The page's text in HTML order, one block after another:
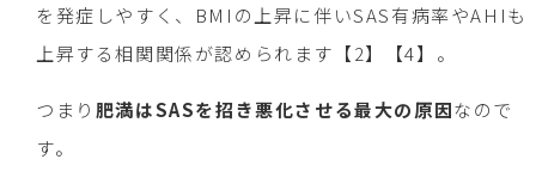
を発症しやすく、BMIの上昇に伴いSAS有病率やAHIも
上昇する相関関係が認められます【2】【4】。
つまり 肥満はSASを招き悪化させる最大の原因なので
す。